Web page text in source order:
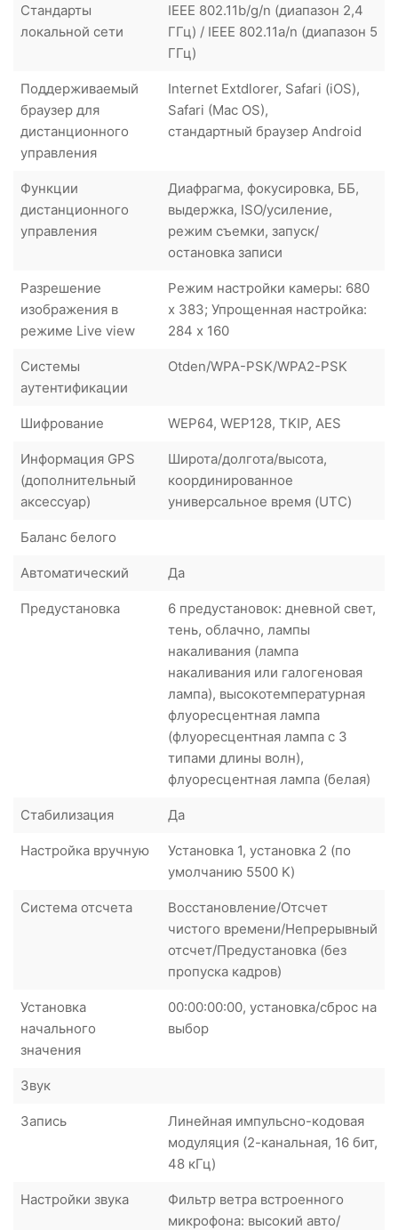
Стандарты
локальной сети
IEEE 802.11b/g/n (диапазон 2,4
ГГц) / IEEE 802.11a/n (диапазон 5
ГГц)
Поддерживаемый
браузер для
дистанционного
управления
Internet Extdlorer, Safari (iOS),
Safari (Mac OS),
стандартный браузер Android
Функции
дистанционного
управления
Диафрагма, фокусировка, ББ,
выдержка, ISO/усиление,
режим съемки, запуск/
остановка записи
Разрешение
изображения в
режиме Live view
Режим настройки камеры: 680
x 383; Упрощенная настройка:
284 x 160
Системы
аутентификации
Otden/WPA-PSK/WPA2-PSK
Шифрование WEP64, WEP128, TKIP, AES
Информация GPS
(дополнительный
аксессуар)
Широта/долгота/высота,
координированное
универсальное время (UTC)
Баланс белого
Автоматический Да
Предустановка
6 предустановок: дневной свет,
тень, облачно, лампы
накаливания (лампа
накаливания или галогеновая
лампа), высокотемпературная
флуоресцентная лампа
(флуоресцентная лампа с 3
типами длины волн),
флуоресцентная лампа (белая)
Cтабилизация Да
Настройка вручную
Установка 1, установка 2 (по
умолчанию 5500 K)
Система отсчета
Восстановление/Отсчет
чистого времени/Непрерывный
отсчет/Предустановка (без
пропуска кадров)
Установка
начального
значения
00:00:00:00, установка/сброс на
выбор
Звук
Запись
Линейная импульсно-кодовая
модуляция (2-канальная, 16 бит,
48 кГц)
Настройки звука
Фильтр ветра встроенного
микрофона: высокий авто/